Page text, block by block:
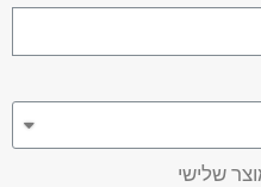
שלישי